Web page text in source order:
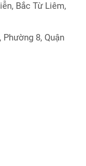
Bắc Từ Liêm,
8, Quận